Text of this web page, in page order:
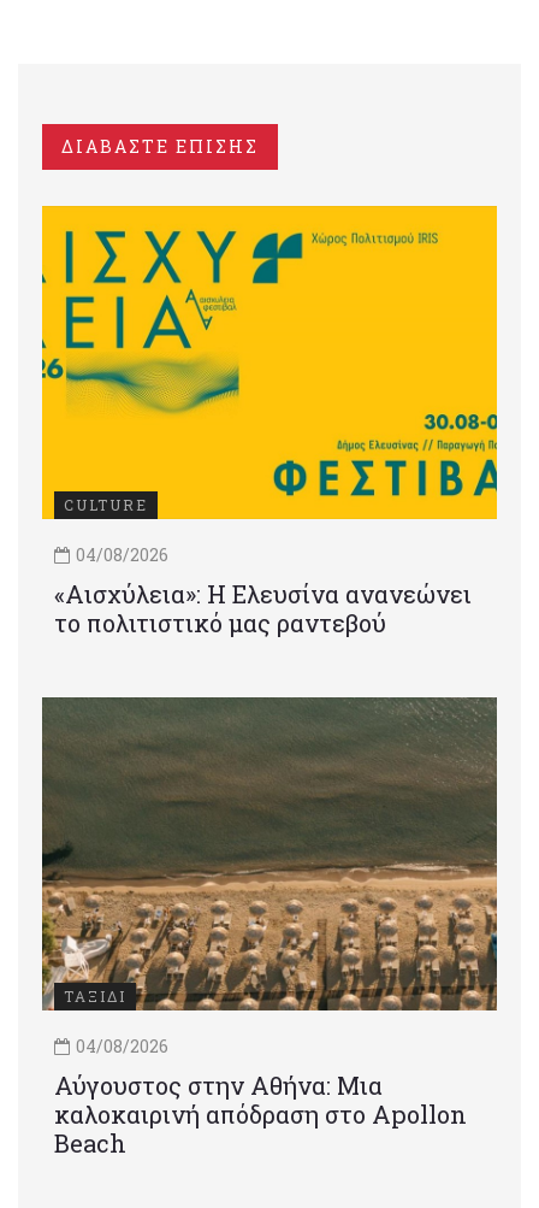
ΔΙΑΒΑΣΤΕ ΕΠΙΣΗΣ
CULTURE
04/08/2026
«Αισχύλεια»: Η Ελευσίνα ανανεώνει
το πολιτιστικό μας ραντεβού
ΤΑΞΙΔΙ
04/08/2026
Αύγουστος στην Αθήνα: Μια
καλοκαιρινή απόδραση στο Apollon
Beach